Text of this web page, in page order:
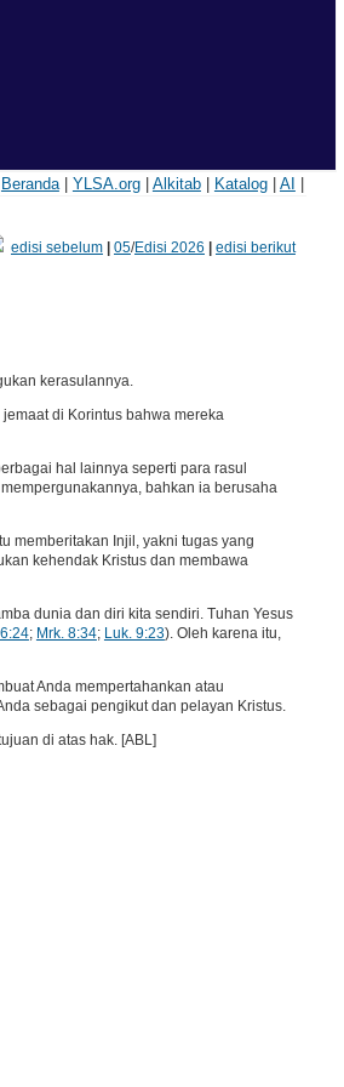
Beranda| YLSA.org| Alkitab| Katalog| AI
edisi sebelum| 05/Edisi 2026
edisi berikut
kerasulannya.
di Korintus bahwa mereka
hal lainnya seperti para rasul
bahkan ia berusaha
memberitakan Injil, yakni tugas yang
kehendak Kristus dan membawa
dunia dan diri kita sendiri. Tuhan Yesus
; Mrk. 8:34; Luk. 9:23). Oleh karena itu,
Anda mempertahankan atau
sebagai pengikut dan pelayan Kristus.
di atas hak. [ABL]